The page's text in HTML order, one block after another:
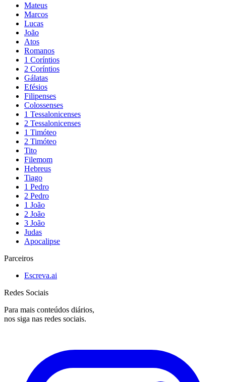
Mateus
Marcos
Lucas
João
Atos
Romanos
1 Coríntios
2 Coríntios
Gálatas
Efésios
Filipenses
Colossenses
1 Tessalonicenses
2 Tessalonicenses
1 Timóteo
2 Timóteo
Tito
Filemom
Hebreus
Tiago
1 Pedro
2 Pedro
1 João
2 João
3 João
Judas
Apocalipse
Parceiros
Escreva.ai
Redes Sociais
Para mais conteúdos diários,
nos siga nas redes sociais.